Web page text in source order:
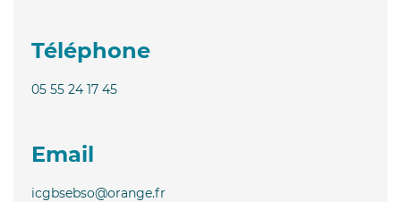
Téléphone
05 55 24 17 45
Email
icgbsebso@orange.fr